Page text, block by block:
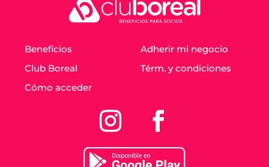
Beneficios
Club Boreal
Cómo acceder
Adherir mi negocio
Térm. y condiciones